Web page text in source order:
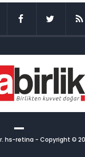
hs-retina - Copyright ©